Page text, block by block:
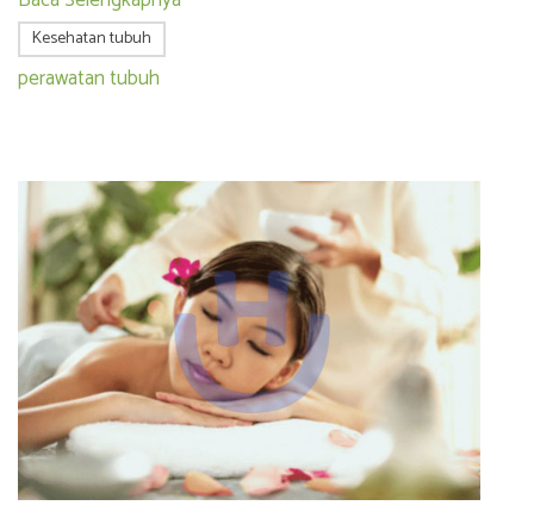
Kesehatan tubuh
perawatan tubuh